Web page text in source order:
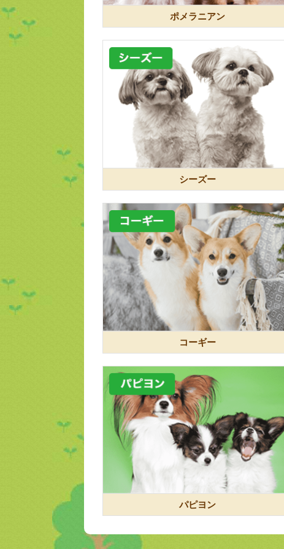
ポメラニアン
シーズー
コーギー
パピヨン